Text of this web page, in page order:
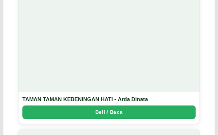
TAMAN TAMAN KEBENINGAN HATI - Arda Dinata
Beli / Baca